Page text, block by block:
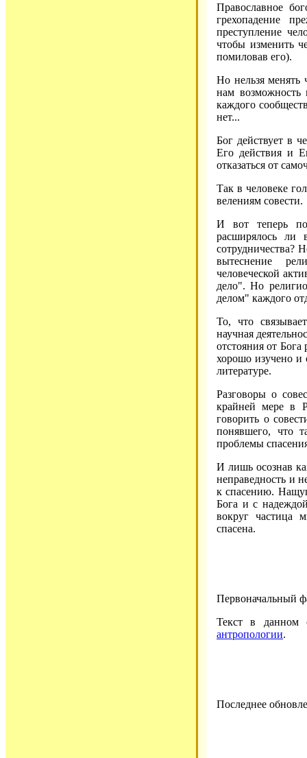
Православное
грехопадение
преступление
чтобы изменить
помиловав его).
Но нельзя менять
нам возможность
каждого
нет...
Бог действует в
Его действия и
отказаться от
Так в человеке
велениям совести.
И вот теперь
расширялось ли
сотрудничества?
вытеснение
человеческой
дело". Но
делом" каждого
То, что
научная
отстояния от
хорошо изучено и
литературе.
Разговоры о
крайней мере в
говорить о
понявшего, что
проблемы
И лишь осознав
неправедность и
к спасению.
Бога и с
вокруг частица
спасена.
Первоначальный
Текст в
антропологии.
Последнее